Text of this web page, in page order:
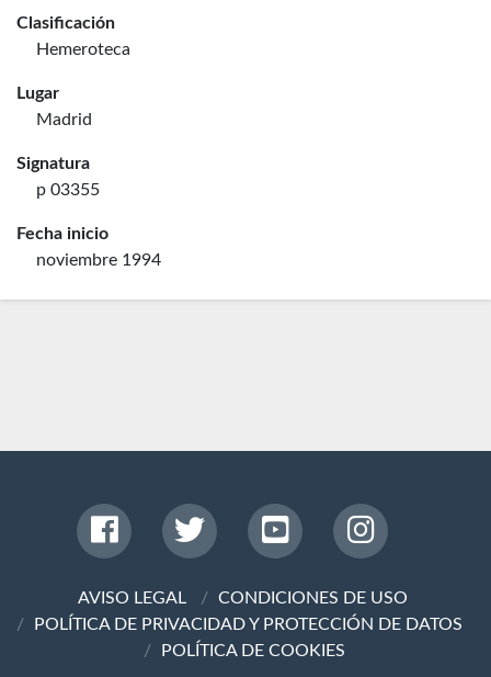
Clasificación
Hemeroteca
Lugar
Madrid
Signatura
p 03355
Fecha inicio
noviembre 1994
AVISO LEGAL
CONDICIONES DE USO
POLÍTICA DE PRIVACIDAD Y PROTECCIÓN DE DATOS
POLÍTICA DE COOKIES